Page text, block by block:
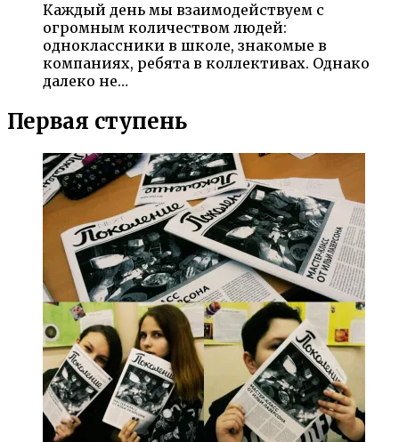
Каждый день мы взаимодействуем с
огромным количеством людей:
одноклассники в школе, знакомые в
компаниях, ребята в коллективах. Однако
далеко не…
Первая ступень